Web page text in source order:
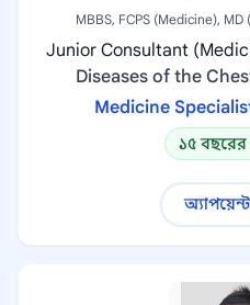
MBBS, FCPS (Medicine),
Junior Consultant
Diseases of the
Medicine
১৫